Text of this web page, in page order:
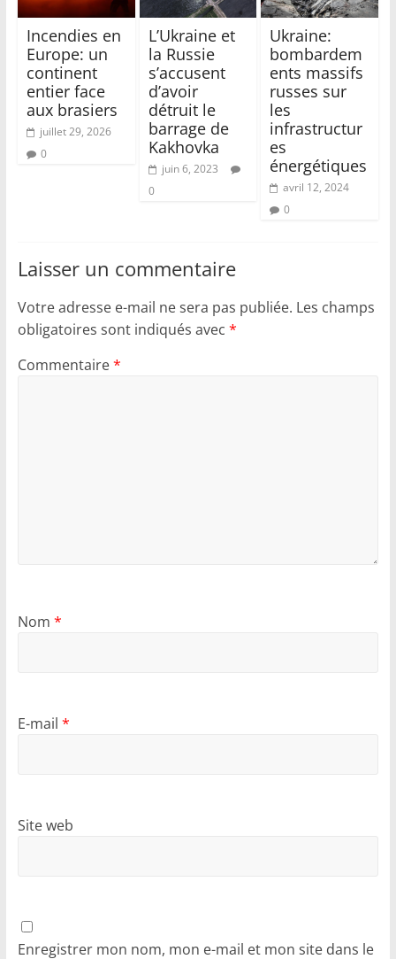
Incendies en
Europe: un
continent
entier face
aux brasiers
juillet 29, 2026
0
L’Ukraine et
la Russie
s’accusent
d’avoir
détruit le
barrage de
Kakhovka
juin 6, 2023
0
Ukraine:
bombardem
ents massifs
russes sur
les
infrastructur
es
énergétiques
avril 12, 2024
0
Laisser un commentaire
Votre adresse e-mail ne sera pas publiée. Les champs
obligatoires sont indiqués avec *
Commentaire*
Nom *
E-mail *
Site web
Enregistrer mon nom, mon e-mail et mon site dans le